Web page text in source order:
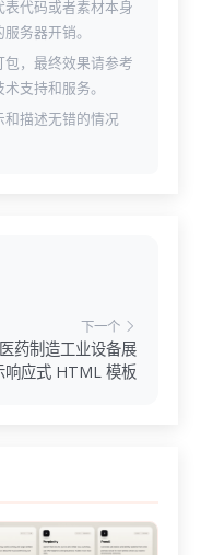
代码或者素材本身
务器开销。
，最终效果请参考
支持和服务。
描述无错的情况
下一个
药制造工业设备展
响应式 HTML 模板